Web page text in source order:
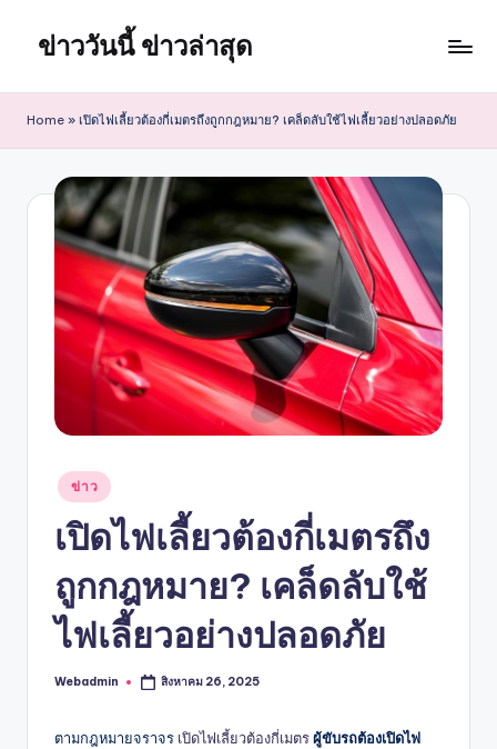
content
ข่าววันนี้ ข่าวล่าสุด
Home » เปิดไฟเลี้ยวต้องกี่เมตรถึงถูกกฎหมาย? เคล็ดลับใช้ไฟเลี้ยวอย่างปลอดภัย
Posted
in
ข่าว
เปิดไฟเลี้ยวต้องกี่เมตรถึง
ถูกกฎหมาย? เคล็ดลับใช้
ไฟเลี้ยวอย่างปลอดภัย
Posted
Webadmin สิงหาคม 26, 2025
ตามกฎหมายจราจร เปิดไฟเลี้ยวต้องกี่เมตรผู้ขับรถต้องเปิดไฟ